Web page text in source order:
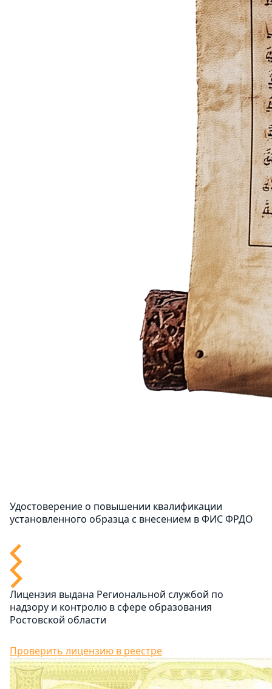
Удостоверение о повышении квалификации
установленного образца с внесением в ФИС ФРДО
Лицензия выдана Региональной службой по
надзору и контролю в сфере образования
Ростовской области
Проверить лицензию в реестре